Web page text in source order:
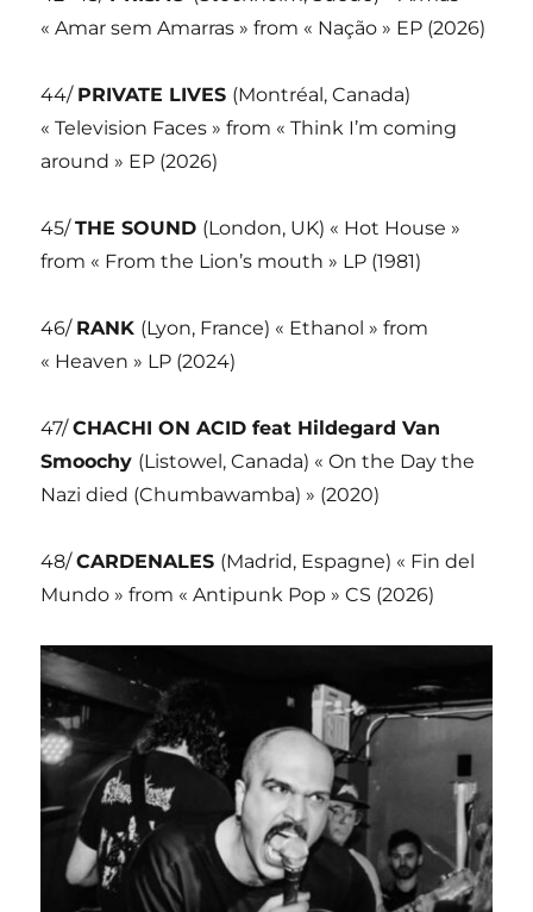
« Amar sem Amarras » from « Nação » EP (2026)
44/ PRIVATE LIVES (Montréal, Canada)
« Television Faces » from « Think I’m coming
around » EP (2026)
45/THE SOUND (London, UK) « Hot House »
from « From the Lion’s mouth » LP (1981)
46/ RANK (Lyon, France) « Ethanol » from
« Heaven » LP (2024)
47/CHACHI ON ACID feat Hildegard Van
Smoochy (Listowel, Canada) « On the Day the
Nazi died (Chumbawamba) » (2020)
48/CARDENALES (Madrid, Espagne) « Fin del
Mundo » from « Antipunk Pop » CS (2026)